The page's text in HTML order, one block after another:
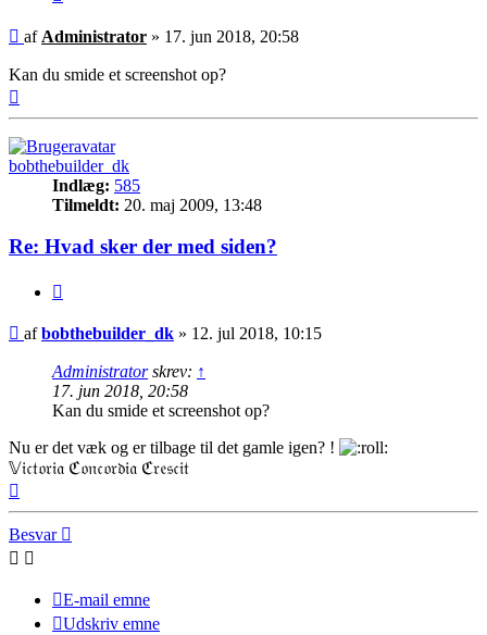
Indlæg
af Administrator » 17. jun 2018, 20:58
Kan du smide et screenshot op?
bobthebuilder_dk
Indlæg: 585
Tilmeldt: 20. maj 2009, 13:48
Re: Hvad sker der med siden?
Indlæg
afbobthebuilder_dk » 12. jul 2018, 10:15
Administratorskrev: ↑
17. jun 2018, 20:58
Kan du smide et screenshot op?
Nu er det væk og er tilbage til det gamle igen? !
𝕍𝔦𝔠𝔱𝔬𝔯𝔦𝔞 ℭ𝔬𝔫𝔠𝔬𝔯𝔡𝔦𝔞 ℭ𝔯𝔢𝔰𝔠𝔦𝔱
Besvar
E-mail emne
Udskriv emne